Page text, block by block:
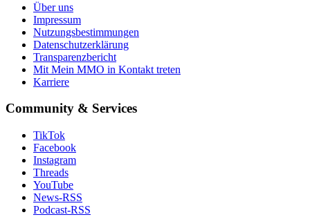
Über uns
Impressum
Nutzungsbestimmungen
Datenschutzerklärung
Transparenzbericht
Mit Mein MMO in Kontakt treten
Karriere
Community & Services
TikTok
Facebook
Instagram
Threads
YouTube
News-RSS
Podcast-RSS